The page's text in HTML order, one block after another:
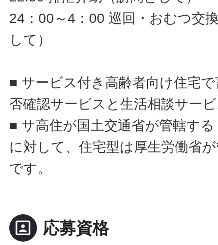
24：00～4：00 巡回・おむつ交
して）
■ サービス付き高齢者向け住宅
否確認サービスと生活相談サー
■ サ高住が国土交通省が管轄す
に対して、住宅型は厚生労働省
です。
portrait 応募資格